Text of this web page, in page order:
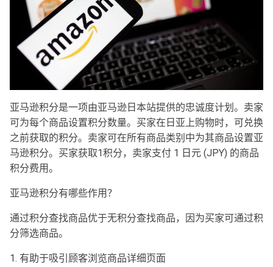
亚马逊积分是一项由亚马逊日本站提供的忠诚度计划。卖家
可为每个商品设置积分数量。买家在日亚上购物时，可兑换
之前获取的积分。卖家可在所有商品类别中为其商品设置亚
马逊积分。买家获取1积分，卖家支付 1 日元 (JPY) 的商品
积分费用。
亚马逊积分有哪些作用？
通过积分查找商品优于无积分查找商品，因为买家可通过积
分筛选商品。
1. 有助于吸引顾客浏览商品详细页面